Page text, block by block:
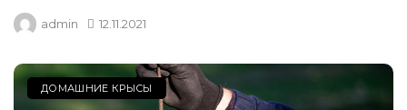
admin 12.11.2021
ДОМАШНИЕ КРЫСЫ